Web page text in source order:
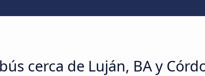
cerca de Luján, BA y